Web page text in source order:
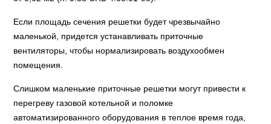
Если площадь сечения решетки будет чрезвычайно
маленькой, придется устанавливать приточные
вентиляторы, чтобы нормализировать воздухообмен
помещения.
Слишком маленькие приточные решетки могут привести к
перегреву газовой котельной и поломке
автоматизированного оборудования в теплое время года,